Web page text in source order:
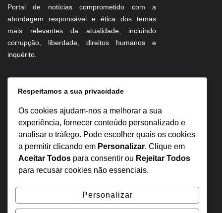
Portal de notícias comprometido com a
abordagem responsável e ética dos temas
mais relevantes da atualidade, incluindo
corrupção, liberdade, direitos humanos e
inquérito.
Informação
Sobre Nós
Estatuto Editorial
Inquérito
Denuncia
Política de Privacidade
Contactos
+244 957 277 922
Respeitamos a sua privacidade
Os cookies ajudam-nos a melhorar a sua
experiência, fornecer conteúdo personalizado e
analisar o tráfego. Pode escolher quais os cookies
a permitir clicando em Personalizar. Clique em
Aceitar Todos para consentir ou Rejeitar Todos
para recusar cookies não essenciais.
Personalizar